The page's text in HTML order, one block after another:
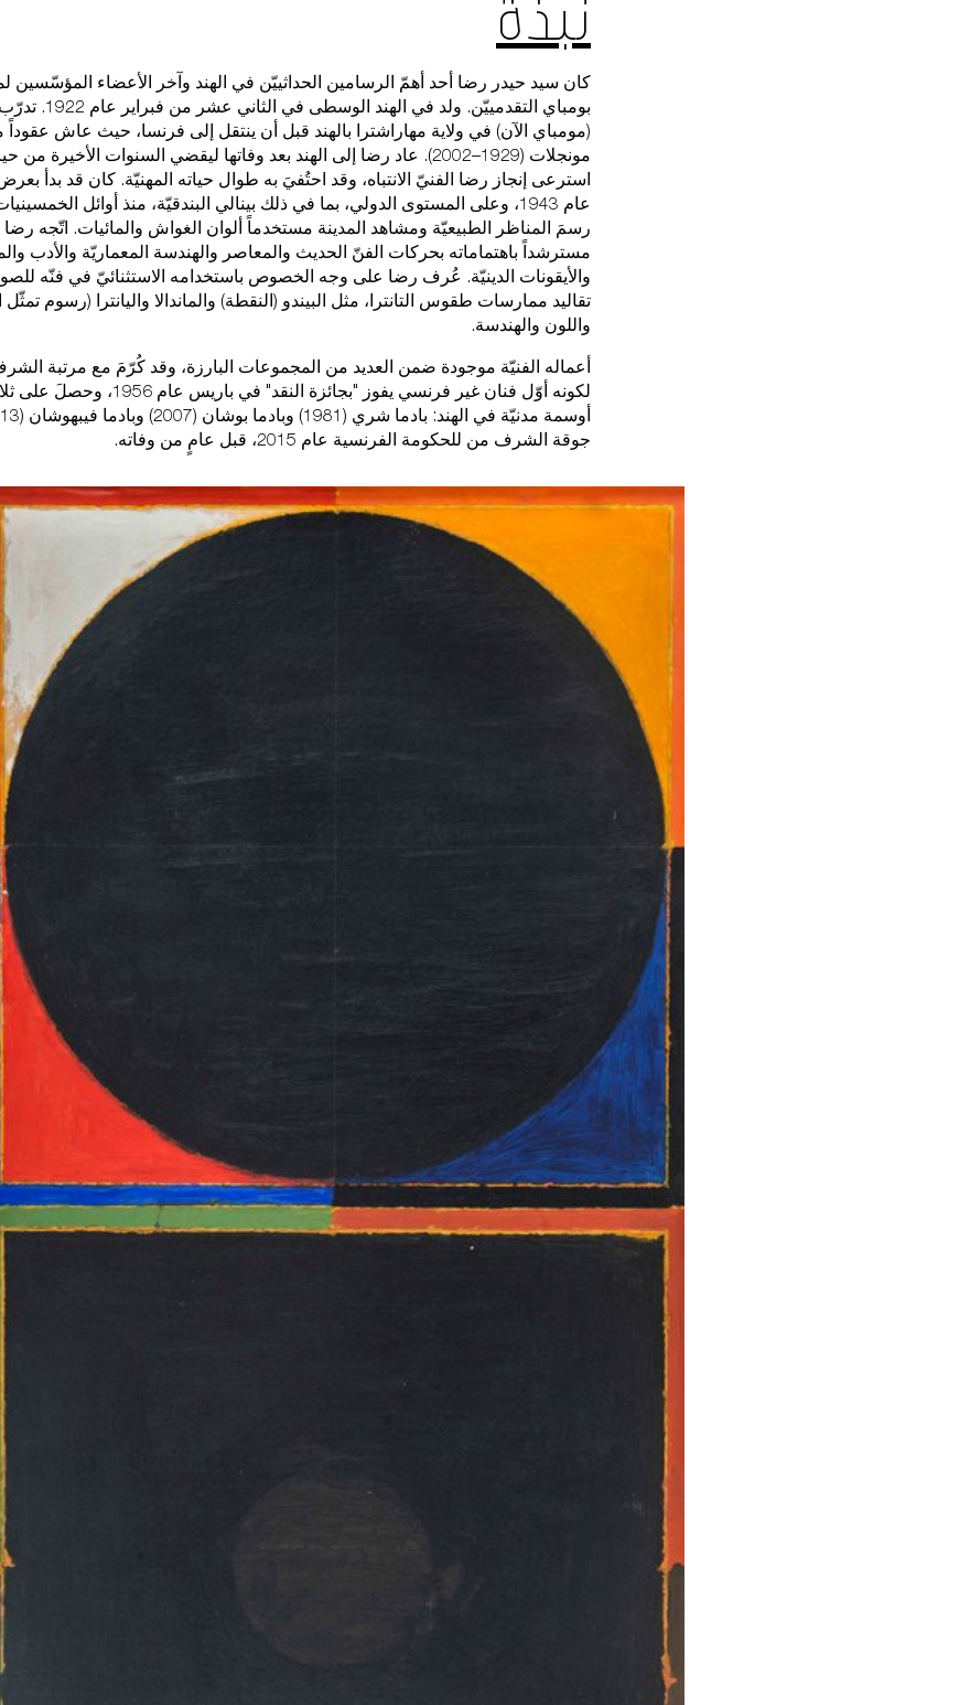
نبذة
كان سيد حيدر رضا أحد أهمّ الرسامين الحداثييّن في الهند وآخر الأعضاء المؤسّسين
بومباي التقدمييّن.
(مومباي الآن) في ولاية مهاراشترا بالهند قبل أن ينتقل إلى فرنسا، حيث عاش عقوداً
مونجلات (1929–2002). عاد رضا إلى الهند بعد وفاتها ليقضي السنوات الأخيرة
استرعى إنجاز رضا الفنيّ الانتباه، وقد احتُفيَ به طوال حياته المهنيّة. كان قد بدأ
عام 1943، وعلى المستوى الدولي، بما في ذلك بينالي البندقيّة، منذ أوائل
رسمَ المناظر الطبيعيّة ومشاهد المدينة مستخدماً ألوان الغواش والمائيات. اتّجه رضا
مسترشداً باهتماماته بحركات الفنّ الحديث والمعاصر والهندسة المعماريّة والأدب
والأيقونات الدينيّة. عُرف رضا على وجه الخصوص باستخدامه الاستثنائيّ في فنّه
تقاليد ممارسات طقوس التانترا، مثل البيندو (النقطة) والماندالا واليانترا (رسوم
واللون والهندسة.
أعماله الفنيّة موجودة ضمن العديد من المجموعات البارزة، وقد كُرّمَ مع مرتبة
لكونه أوّل فنان غير فرنسي يفوز "بجائزة
جوقة الشرف من للحكومة الفرنسية عام 2015، قبل عامٍ من وفاته.
خطط